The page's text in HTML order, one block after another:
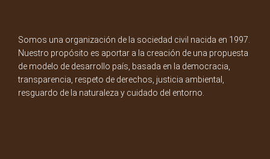
Somos una organización de la sociedad civil nacida en 1997.
Nuestro propósito es aportar a la creación de una propuesta
de modelo de desarrollo país, basada en la democracia,
transparencia, respeto de derechos, justicia ambiental,
resguardo de la naturaleza y cuidado del entorno.